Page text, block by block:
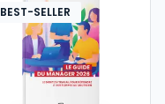
BEST-SELLER